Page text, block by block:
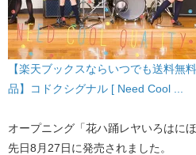
【楽天ブックスならいつでも送料無
品】コドクシグナル [ Need Cool ...
オープニング「花ハ踊レヤいろはに
先日8月27日に発売されました。